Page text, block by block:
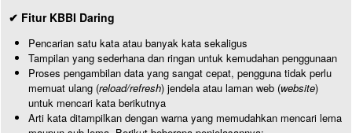
✔ Fitur KBBI Daring
Pencarian satu kata atau banyak kata sekaligus
Tampilan yang sederhana dan ringan untuk kemudahan penggunaan
Proses pengambilan data yang sangat cepat, pengguna tidak perlu
memuat ulang (reload/refresh) jendela atau laman web (website)
untuk mencari kata berikutnya
Arti kata ditampilkan dengan warna yang memudahkan mencari lema